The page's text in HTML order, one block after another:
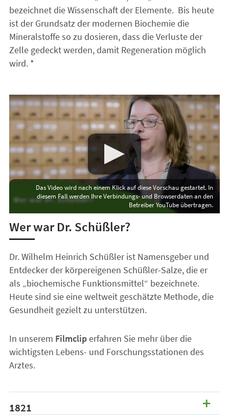
bezeichnet die Wissenschaft der Elemente. Bis heute
ist der Grundsatz der modernen Biochemie die
Mineralstoffe so zu dosieren, dass die Verluste der
Zelle gedeckt werden, damit Regeneration möglich
wird. *
Wer war Dr. Schüßler?
Dr. Wilhelm Heinrich Schüßler ist Namensgeber und
Entdecker der körpereigenen Schüßler-Salze, die er
als „biochemische Funktionsmittel“ bezeichnete.
Heute sind sie eine weltweit geschätzte Methode, die
Gesundheit gezielt zu unterstützen.
In unserem Filmcliperfahren Sie mehr über die
wichtigsten Lebens- und Forschungsstationen des
Arztes.
1821